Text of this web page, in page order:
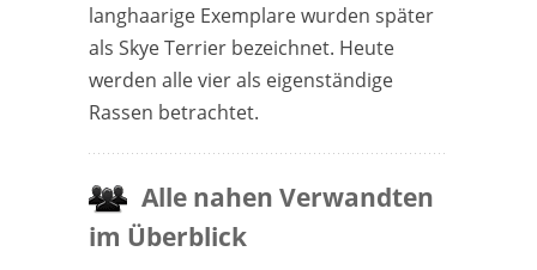
langhaarige Exemplare wurden später
als Skye Terrier bezeichnet. Heute
werden alle vier als eigenständige
Rassen betrachtet.
Alle nahen Verwandten
im Überblick